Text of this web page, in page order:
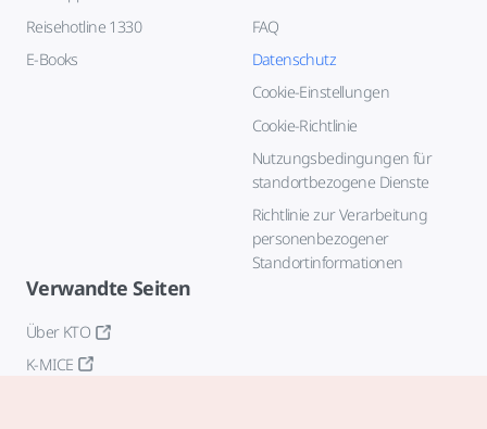
Reisehotline 1330
E-Books
FAQ
Datenschutz
Cookie-Einstellungen
Cookie-Richtlinie
Nutzungsbedingungen für
standortbezogene Dienste
Richtlinie zur Verarbeitung
personenbezogener
Standortinformationen
Verwandte Seiten
Über KTO
K-MICE